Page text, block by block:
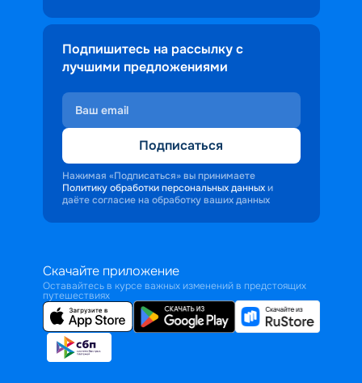
Подпишитесь на рассылку с
лучшими предложениями
Подписаться
Нажимая «Подписаться» вы принимаете
Политику обработки персональных данных и
даёте согласие на обработку ваших данных
Скачайте приложение
Оставайтесь в курсе важных изменений в предстоящих
путешествиях